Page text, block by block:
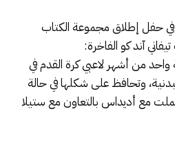
في حفل إطلاق مجموعة الكتاب
من أشهر لاعبي كرة القدم في
وتحافظ على شكلها في حالة
مع أديداس بالتعاون مع ستيلا